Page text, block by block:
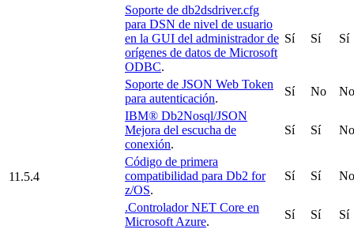
11.5.4
Soporte de db2dsdriver.cfg
para DSN de nivel de usuario
en la GUI del administrador de
orígenes de datos de Microsoft
ODBC.
Sí Sí Sí
Soporte de JSON Web Token
para autenticación.
Sí No
No
IBM® Db2Nosql/JSON
Mejora del escucha de
conexión.
Sí Sí No
Código de primera
compatibilidad para Db2 for
z/OS.
Sí Sí No
.Controlador NET Core en
Microsoft Azure.
Sí Sí
Sí